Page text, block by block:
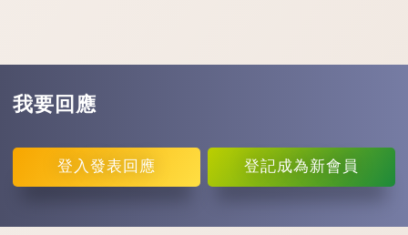
我要回應
登入 發表回應 登記成為新會員